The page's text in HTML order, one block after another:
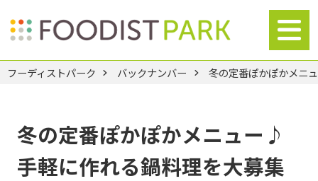
フーディストパーク バックナンバー 冬の定番ぽかぽかメニ
冬の定番ぽかぽかメニュー♪
手軽に作れる鍋料理を大募集